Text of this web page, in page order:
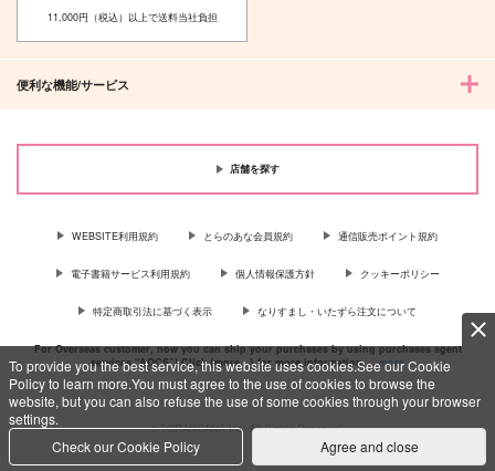
To provide you the best service, this website uses cookies.See our Cookie
Policy to learn more.You must agree to the use of cookies to browse the
website, but you can also refuse the use of some cookies through your browser
settings.
Check our Cookie Policy
Agree and close
11,000円（税込）以上で送料当社負担
便利な機能/サービス
店舗を探す
WEBSITE利用規約 とらのあな会員規約 通信販売ポイント規約
電子書籍サービス利用規約 個人情報保護方針 クッキーポリシー
特定商取引法に基づく表示 なりすまし・いたずら注文について
For Overseas customer, now you can ship your purchases by using purchases agent
services “AOCS”! Click {more…} for more information …more
c TORANOANA Inc, All Rights Reserved.